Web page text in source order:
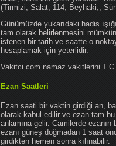
(Tirmizi, Salat, 114; Beyhaki;,
Günümüzde yukarıdaki hadis
tam olarak belirlenmesini
istenen bir tarih ve saatte o
hesaplamak için yeterlidir.
Vakitci.com namaz vakitlerini T.C
Ezan Saatleri
Ezan saati bir vaktin girdiği an,
olarak kabul edilir ve ezan tam bu
anlamına gelir. Camilerde
ezanı güneş doğmadan 1 saat
girdikten hemen sonra kılınabilir.